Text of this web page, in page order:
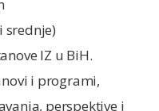
srednje)
IZ u BiH.
i programi,
perspektive i